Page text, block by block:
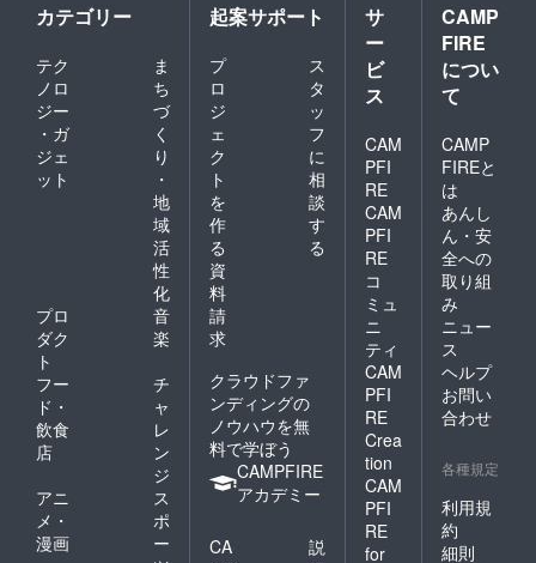
カテゴリー
テク
ノロ
ジー
・ガ
ジェ
ット
ま
ち
づ
く
り
・
地
域
活
性
化
プロ
ダク
ト
音
楽
フー
ド・
飲食
店
チ
ャ
レ
ン
ジ
アニ
メ・
漫画
ス
ポ
ー
起案サポート
プ
ロ
ジ
ェ
ク
ト
を
作
る
ス
タ
ッ
フ
に
相
談
す
る
資
料
請
求
クラウドファ
ンディングの
ノウハウを無
料で学ぼう
CAMPFIRE
アカデミー
CA
説
サ
ー
ビ
ス
CAM
PFI
RE
CAM
PFI
RE
コ
ミュ
ニ
ティ
CAM
PFI
RE
Crea
tion
CAM
PFI
RE
for
CAMP
FIRE
につい
て
CAMP
FIREと
は
あんし
ん・安
全への
取り組
み
ニュー
ス
ヘルプ
お問い
合わせ
各種規定
利用規
約
細則